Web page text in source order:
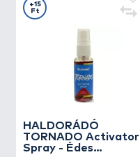
HALDORÁDÓ
TORNADO Activator
Spray - Édes
+15
Ft